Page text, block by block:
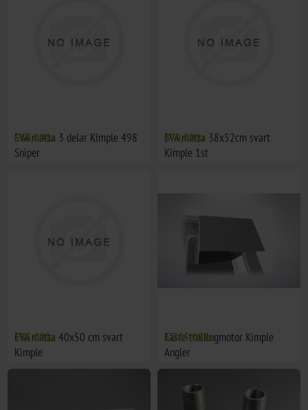
EVA matta 3 delar Kimple 498
Sniper
660,00 kr
EVA matta 38x52cm svart
Kimple 1st
470,00 kr
EVA matta 40x50 cm svart
Kimple
185,00 kr
Fäste trollingmotor Kimple
Angler
1.295,00 kr